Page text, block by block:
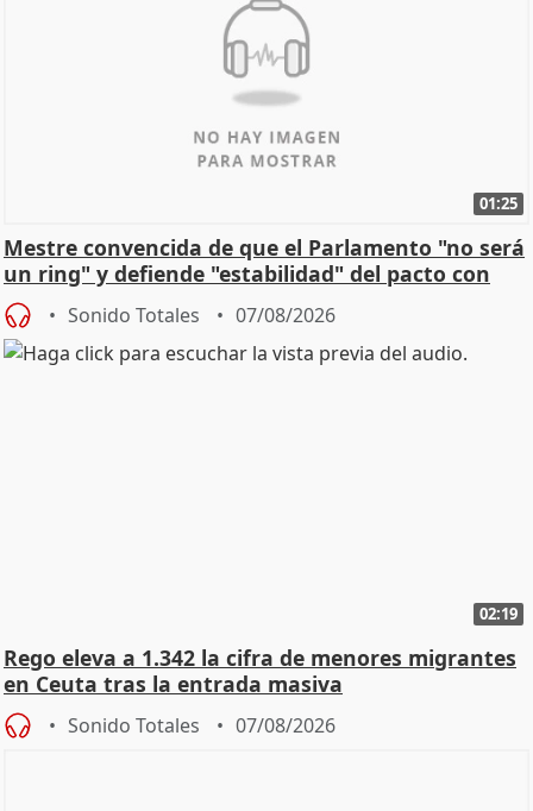
01:25
Mestre convencida de que el Parlamento "no será
un ring" y defiende "estabilidad" del pacto con
Vox
Sonido Totales 07/08/2026
02:19
Rego eleva a 1.342 la cifra de menores migrantes
en Ceuta tras la entrada masiva
Sonido Totales 07/08/2026